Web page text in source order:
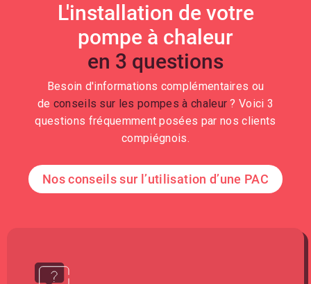
L'installation de votre
pompe à chaleur
en 3 questions
Besoin d'informations complémentaires ou
de conseils sur les pompes à chaleur ? Voici 3
questions fréquemment posées par nos clients
compiégnois.
Nos conseils sur l’utilisation d’une PAC